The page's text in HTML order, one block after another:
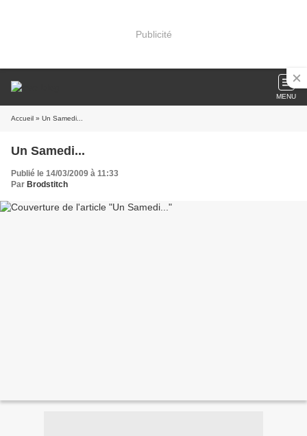
Publicité
MENU
Accueil » Un Samedi...
Un Samedi...
Publié le 14/03/2009 à 11:33
Par Brodstitch